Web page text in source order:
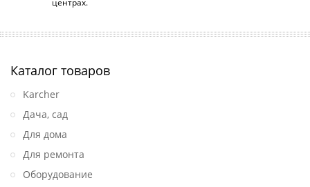
центрах.
Каталог товаров
Karcher
Дача, сад
Для дома
Для ремонта
Оборудование